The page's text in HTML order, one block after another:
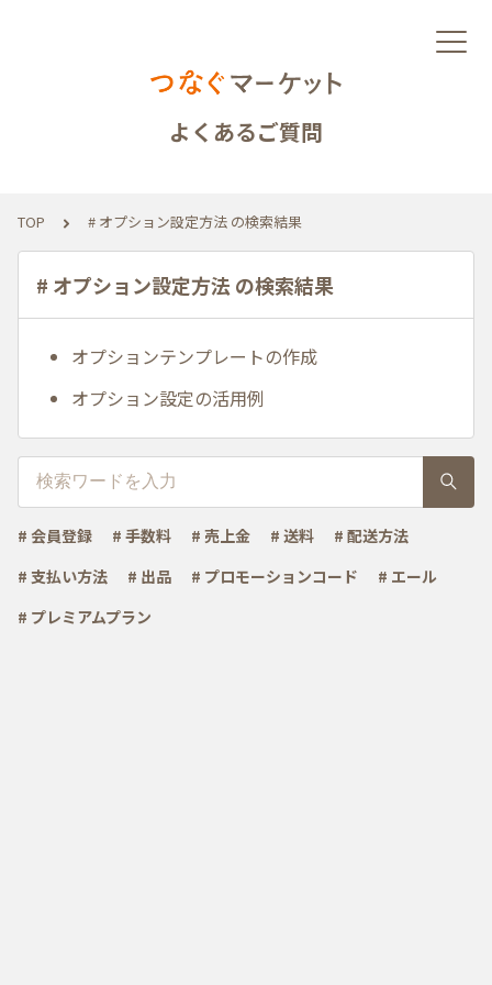
よくあるご質問
TOP # オプション設定方法 の検索結果
# オプション設定方法 の検索結果
オプションテンプレートの作成
オプション設定の活用例
# 会員登録 # 手数料 # 売上金 # 送料
# 配送方法
# 支払い方法
# 出品 # プロモーションコード
# エール
# プレミアムプラン